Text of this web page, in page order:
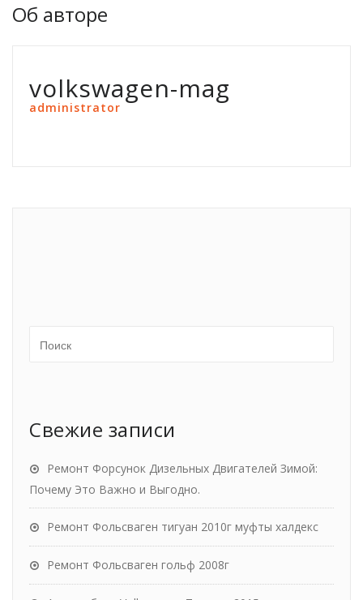
Об авторе
volkswagen-mag
administrator
Свежие записи
Ремонт Форсунок Дизельных Двигателей Зимой:
Почему Это Важно и Выгодно.
Ремонт Фольсваген тигуан 2010г муфты халдекс
Ремонт Фольсваген гольф 2008г